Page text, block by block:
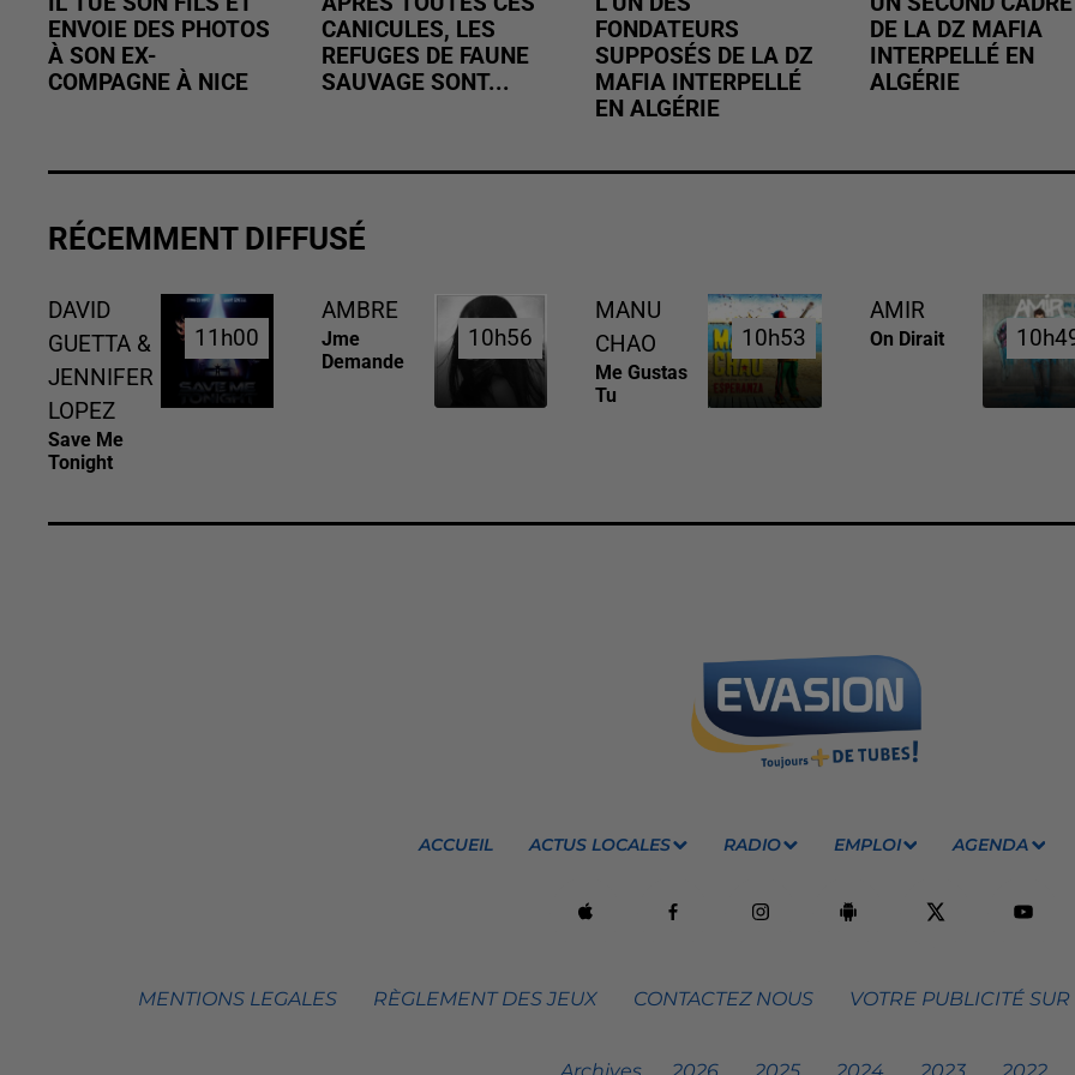
ENVOIE DES PHOTOS
À SON EX-
COMPAGNE À NICE
CANICULES, LES
REFUGES DE FAUNE
SAUVAGE SONT...
FONDATEURS
SUPPOSÉS DE LA DZ
MAFIA INTERPELLÉ
EN ALGÉRIE
DE LA DZ MAFIA
INTERPELLÉ EN
ALGÉRIE
RÉCEMMENT DIFFUSÉ
DAVID
GUETTA &
JENNIFER
LOPEZ
Save Me
Tonight
11h00
11h00
AMBRE
Jme
Demande
10h56
10h56
MANU
CHAO
Me Gustas
Tu
10h53
10h53
AMIR
On Dirait
ACCUEIL ACTUS LOCALES RADIO EMPLOI AGENDA
MENTIONS LEGALES RÈGLEMENT DES JEUX CONTACTEZ NOUS VOTRE PUBLICITÉ